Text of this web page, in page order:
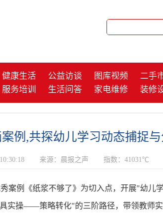
健康生活 公益访谈 图库视频 二手
服务培训 生活问答 家电维修 装修
例,共探幼儿学习动态捕捉
来源：晨报之声 指数：41031℃
案例《纸浆不够了》为切入点，开展"幼儿
实操——策略转化"的三阶路径，带领教师